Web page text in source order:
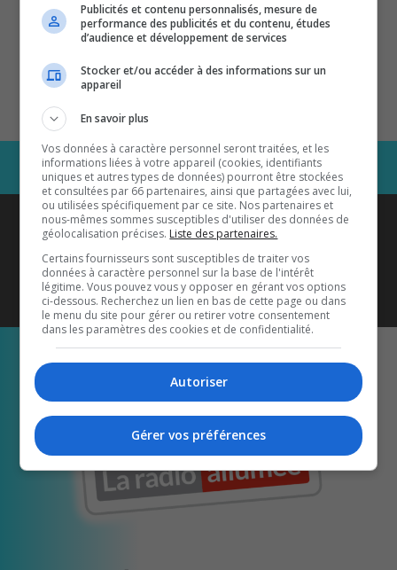
Coyote New Countryest diffusé
également sur1033 HD2
Écoutez-nous aussi sur…
Publicités et contenu personnalisés, mesure de
performance des publicités et du contenu, études
d’audience et développement de services
Stocker et/ou accéder à des informations sur un
appareil
En savoir plus
Vos données à caractère personnel seront traitées, et les
informations liées à votre appareil (cookies, identifiants
uniques et autres types de données) pourront être stockées
et consultées par 66 partenaires, ainsi que partagées avec lui,
ou utilisées spécifiquement par ce site. Nos partenaires et
nous-mêmes sommes susceptibles d'utiliser des données de
géolocalisation précises. Liste des partenaires.
Certains fournisseurs sont susceptibles de traiter vos
données à caractère personnel sur la base de l'intérêt
légitime. Vous pouvez vous y opposer en gérant vos options
ci-dessous. Recherchez un lien en bas de cette page ou dans
le menu du site pour gérer ou retirer votre consentement
dans les paramètres des cookies et de confidentialité.
Autoriser
Gérer vos préférences